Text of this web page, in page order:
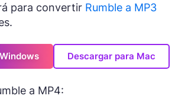
para convertir Rumble a MP3
Descargar para Mac
a MP4: